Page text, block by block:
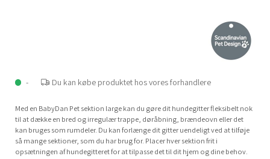
- Du kan købe produktet hos vores forhandlere
Med en BabyDan Pet sektion large kan du gøre dit hundegitter fleksibelt nok
til at dække en bred og irregulær trappe, døråbning, brændeovn eller det
kan bruges som rumdeler. Du kan forlænge dit gitter uendeligt ved at tilføje
så mange sektioner, som du har brug for. Placer hver sektion frit i
opsætningen af hundegitteret for at tilpasse det til dit hjem og dine behov.